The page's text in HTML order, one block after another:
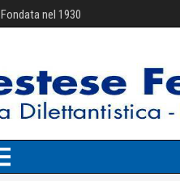
Fondata nel 1930